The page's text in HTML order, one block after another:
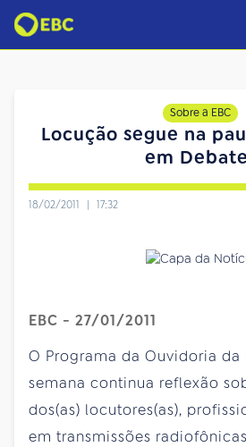
Sobre a EBC
Locução segue na
em
18/02/2011 | 17:32
EBC - 27/01/2011
O Programa da Ouvidoria da
semana continua reflexão
dos(as) locutores(as),
em transmissões